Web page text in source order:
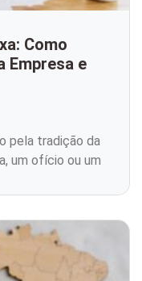
Como
Empresa e
pela tradição da
um ofício ou um